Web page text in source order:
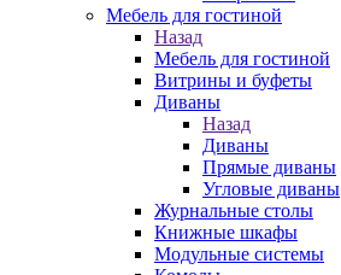
Мебель для гостиной
Назад
Мебель для гостиной
Витрины и буфеты
Диваны
Назад
Диваны
Прямые диваны
Угловые диваны
Журнальные столы
Книжные шкафы
Модульные системы